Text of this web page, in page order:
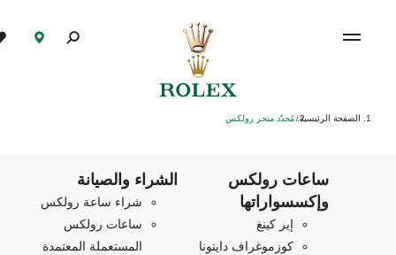
الصفحة الرئيسية/ مُحدّد متجر رولكس
ساعات رولكس
وإكسسواراتها
إير كينغ
كوزموغراف دايتونا
الشراء والصيانة
شراء ساعة رولكس
ساعات رولكس
المستعملة المعتمدة